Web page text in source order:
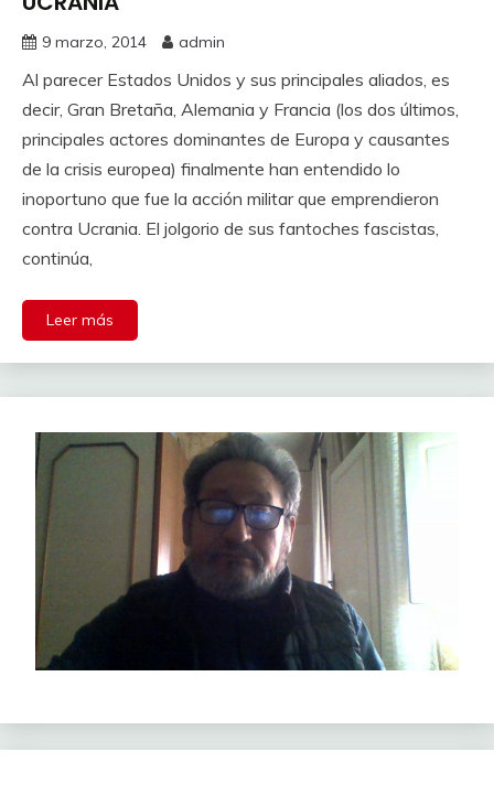
9 marzo, 2014 admin
Al parecer Estados Unidos y sus principales aliados, es
decir, Gran Bretaña, Alemania y Francia (los dos últimos,
principales actores dominantes de Europa y causantes
de la crisis europea) finalmente han entendido lo
inoportuno que fue la acción militar que emprendieron
contra Ucrania. El jolgorio de sus fantoches fascistas,
continúa,
Leer más